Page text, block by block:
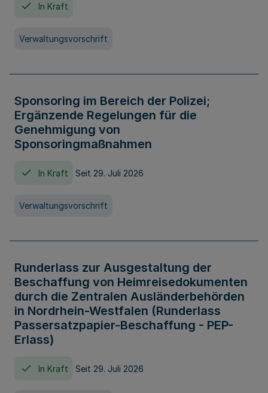
In Kraft
Verwaltungsvorschrift
Sponsoring im Bereich der Polizei;
Ergänzende Regelungen für die
Genehmigung von
Sponsoringmaßnahmen
In Kraft Seit 29. Juli 2026
Verwaltungsvorschrift
Runderlass zur Ausgestaltung der
Beschaffung von Heimreisedokumenten
durch die Zentralen Ausländerbehörden
in Nordrhein-Westfalen (Runderlass
Passersatzpapier-Beschaffung - PEP-
Erlass)
In Kraft Seit 29. Juli 2026